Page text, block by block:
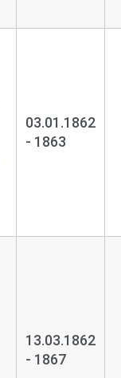
03.01.1862
- 1863
13.03.1862
- 1867